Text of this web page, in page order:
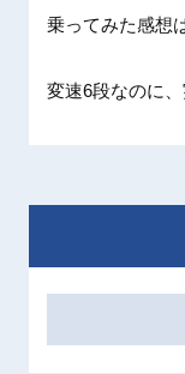
乗ってみた感想
変速6段なのに